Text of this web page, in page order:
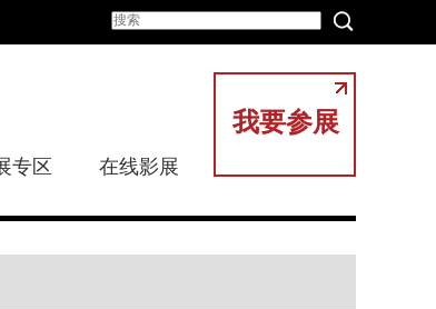
我要参展
专区 在线影展